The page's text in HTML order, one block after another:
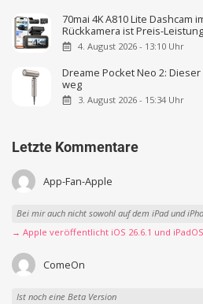
70mai 4K A810 Lite Dashcam
Rückkamera ist Preis-
4. August 2026 - 13:10 Uhr
Dreame Pocket Neo 2:
weg
3. August 2026 - 15:34 Uhr
Letzte Kommentare
App-Fan-Apple
Bei mir auch nicht sowohl auf dem iPad und
→ Apple veröffentlicht iOS 26.6.1 und iPadOS
ComeOn
Ist noch eine Beta Version